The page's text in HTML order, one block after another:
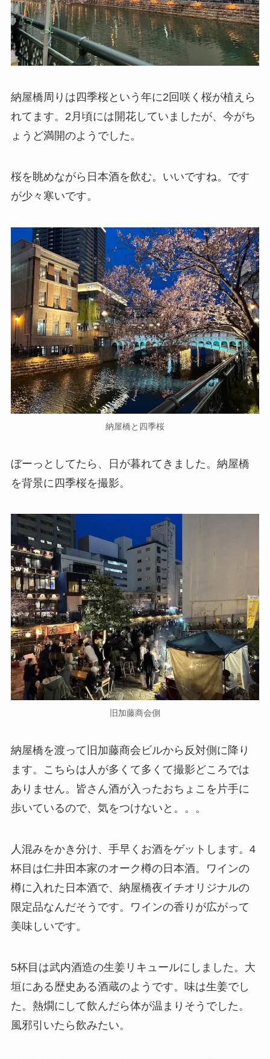
納屋橋周りは四季桜という年に2回咲く桜が植えら
れてます。2月頃には開花していましたが、今がち
ょうど満開のようでした。
桜を眺めながら日本酒を飲む。いいですね。です
が少々寒いです。
納屋橋と四季桜
ぼーっとしてたら、日が暮れてきました。納屋橋
を背景に四季桜を撮影。
旧加藤商会側
納屋橋を渡って旧加藤商会ビルから反対側に降り
ます。こちらは人が多くて多くて撮影どころでは
ありません。皆さん酒が入ったおちょこを片手に
歩いているので、気をつけないと。。。
人混みをかき分け、手早くお酒をゲットします。4
杯目は仁井田本家のオーク樽の日本酒。ワインの
樽に入れた日本酒で、納屋橋夜イチオリジナルの
限定品なんだそうです。ワインの香りが広がって
美味しいです。
5杯目は武内酒造の生姜リキュールにしました。大
垣にある歴史ある酒蔵のようです。味は生姜でし
た。熱燗にして飲んだら体が温まりそうでした。
風邪引いたら飲みたい。